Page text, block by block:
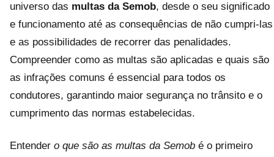
universo das multas da Semob, desde o seu significado
e funcionamento até as consequências de não cumpri-las
e as possibilidades de recorrer das penalidades.
Compreender como as multas são aplicadas e quais são
as infrações comuns é essencial para todos os
condutores, garantindo maior segurança no trânsito e o
cumprimento das normas estabelecidas.
Entender o que são as multas da Semob é o primeiro